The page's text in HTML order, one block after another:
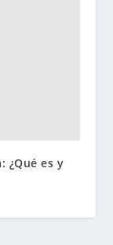
¿Qué es y